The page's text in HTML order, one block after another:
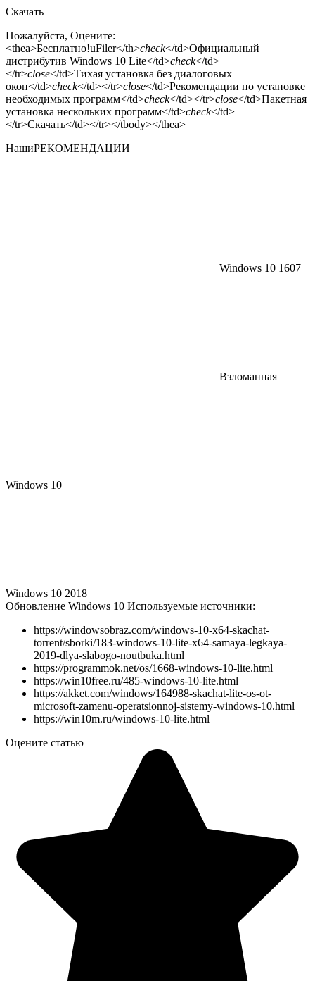
Скачать
Пожалуйста, Оцените:
<thea>Бесплатно!uFiler</th>check</td>Официальный
дистрибутив Windows 10 Lite</td>check</td>
</tr>close</td>Тихая установка без диалоговых
окон</td>check</td></tr>close</td>Рекомендации по установке
необходимых программ</td>check</td></tr>close</td>Пакетная
установка нескольких программ</td>check</td>
</tr>Скачать</td></tr></tbody></thea>
НашиРЕКОМЕНДАЦИИ
Windows 10 1607
Взломанная
Windows 10
Windows 10 2018
Обновление Windows 10 Используемые источники:
https://windowsobraz.com/windows-10-x64-skachat-
torrent/sborki/183-windows-10-lite-x64-samaya-legkaya-
2019-dlya-slabogo-noutbuka.html
https://programmok.net/os/1668-windows-10-lite.html
https://win10free.ru/485-windows-10-lite.html
https://akket.com/windows/164988-skachat-lite-os-ot-
microsoft-zamenu-operatsionnoj-sistemy-windows-10.html
https://win10m.ru/windows-10-lite.html
Оцените статью